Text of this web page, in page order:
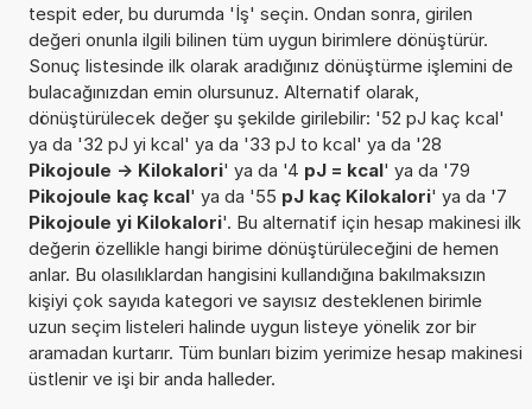
tespit eder, bu durumda 'İş' seçin. Ondan sonra, girilen
değeri onunla ilgili bilinen tüm uygun birimlere dönüştürür.
Sonuç listesinde ilk olarak aradığınız dönüştürme işlemini de
bulacağınızdan emin olursunuz. Alternatif olarak,
dönüştürülecek değer şu şekilde girilebilir: '52 pJ kaç kcal'
ya da '32 pJ yi kcal' ya da '33 pJ to kcal' ya da '28
Pikojoule -> Kilokalori' ya da '4 pJ = kcal' ya da '79
Pikojoule kaç kcal' ya da '55 pJ kaç Kilokalori' ya da '7
Pikojoule yi Kilokalori'. Bu alternatif için hesap makinesi ilk
değerin özellikle hangi birime dönüştürüleceğini de hemen
anlar. Bu olasılıklardan hangisini kullandığına bakılmaksızın
kişiyi çok sayıda kategori ve sayısız desteklenen birimle
uzun seçim listeleri halinde uygun listeye yönelik zor bir
aramadan kurtarır. Tüm bunları bizim yerimize hesap makinesi
üstlenir ve işi bir anda halleder.